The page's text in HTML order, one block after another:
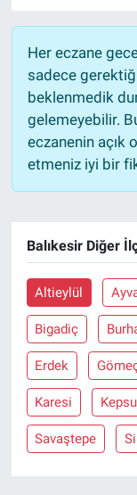
Her eczane
sadece
beklenmedik
gelemeyebilir.
eczanenin açık
etmeniz iyi bir
Balıkesir Diğer
Altieylül
Bigadiç
Erdek
Karesi
Savaştepe